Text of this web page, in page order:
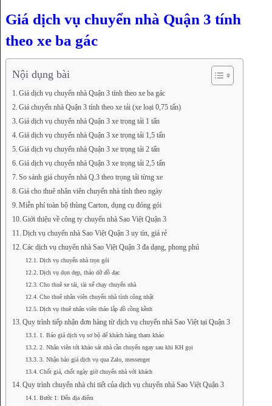
Giá dịch vụ chuyển nhà Quận 3 tính
theo xe ba gác
Nội dụng bài
Giá dịch vụ chuyển nhà Quận 3 tính theo xe ba gác
Giá chuyển nhà Quận 3 tính theo xe tải (xe loại 0,75 tấn)
Giá dịch vụ chuyển nhà Quận 3 xe trọng tải 1 tấn
Giá dịch vụ chuyển nhà Quận 3 xe trọng tải 1,5 tấn
Giá dịch vụ chuyển nhà Quận 3 xe trọng tải 2 tấn
Giá dịch vụ chuyển nhà Quận 3 xe trọng tải 2,5 tấn
So sánh giá chuyển nhà Q.3 theo trọng tải từng xe
Giá cho thuê nhân viên chuyển nhà tính theo ngày
Miễn phí toàn bộ thùng Carton, dụng cụ đóng gói
Giới thiệu về công ty chuyển nhà Sao Việt Quận 3
Dịch vụ chuyển nhà Sao Việt Quận 3 uy tín, giá rẻ
Các dịch vụ chuyển nhà Sao Việt Quận 3 đa dạng, phong phú
Dịch vụ chuyển nhà trọn gói
Dịch vụ dọn dẹp, tháo dỡ đồ đạc
Cho thuê xe tải, tài xế chạy chuyển nhà
Cho thuê nhân viên chuyển nhà tính công nhật
Dịch vụ thuê nhân viên tháo lắp đồ cồng kềnh
Quy trình tiếp nhận đơn hàng từ dịch vụ chuyển nhà Sao Việt tại Quận 3
1. Báo giá dịch vụ sơ bộ để khách hàng tham khảo
2. Nhân viên tới khảo sát nhà cần chuyển ngay sau khi KH gọi
3. Nhận báo giá dịch vụ qua Zalo, messenger
Chốt giá, chốt ngày giờ chuyển nhà với khách
Quy trình chuyển nhà chi tiết của dịch vụ chuyển nhà Sao Việt Quận 3
Bước 1: Đến địa điểm